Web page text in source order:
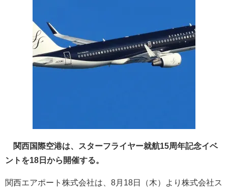
関西国際空港は、スターフライヤー就航15周年記念イベ
ントを18日から開催する。
関西エアポート株式会社は、8月18日（木）より株式会社ス